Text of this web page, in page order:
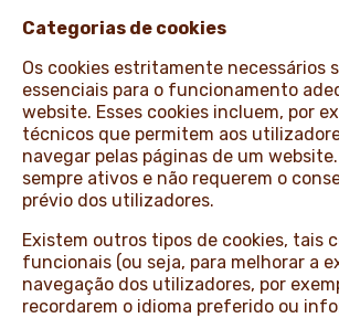
Categorias de cookies
Os cookies estritamente necessários
essenciais para o funcionamento
website. Esses cookies incluem, por
técnicos que permitem aos
navegar pelas páginas de um
sempre ativos e não requerem o
prévio dos utilizadores.
Existem outros tipos de cookies, tais
funcionais (ou seja, para melhorar a
navegação dos utilizadores, por
recordarem o idioma preferido ou